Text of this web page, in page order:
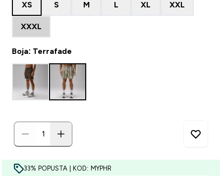
XS S M L XL XXL
XXXL
Boja: Terrafade
33% POPUSTA | KOD: MYPHR